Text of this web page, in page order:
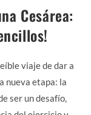
Cesárea:
viaje de dar a
nueva etapa: la
ser un desafío,